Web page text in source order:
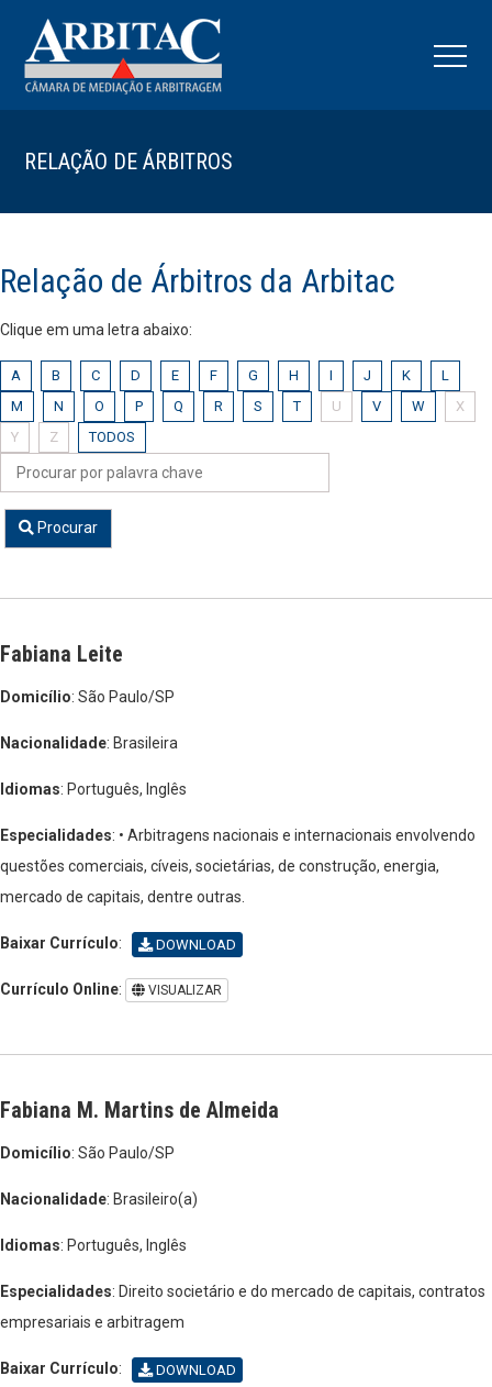
RELAÇÃO DE ÁRBITROS
Relação de Árbitros da Arbitac
Clique em uma letra abaixo:
A B C D E F G H I J K
L
M
N O P Q R S T U V W
X
Y
Z TODOS
Procurar
Fabiana Leite
Domicílio: São Paulo/SP
Nacionalidade: Brasileira
Idiomas: Português, Inglês
Especialidades: • Arbitragens nacionais e internacionais envolvendo
questões comerciais, cíveis, societárias, de construção, energia,
mercado de capitais, dentre outras.
Baixar Currículo: DOWNLOAD
Currículo Online: VISUALIZAR
Fabiana M. Martins de Almeida
Domicílio: São Paulo/SP
Nacionalidade: Brasileiro(a)
Idiomas: Português, Inglês
Especialidades: Direito societário e do mercado de capitais, contratos
empresariais e arbitragem
Baixar Currículo: DOWNLOAD